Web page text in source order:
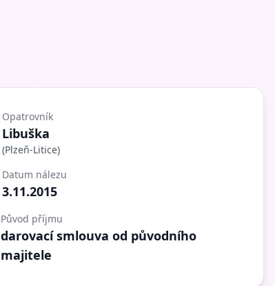
Opatrovník
Libuška
(Plzeň-Litice)
Datum nálezu
3.11.2015
Původ příjmu
darovací smlouva od původního
majitele